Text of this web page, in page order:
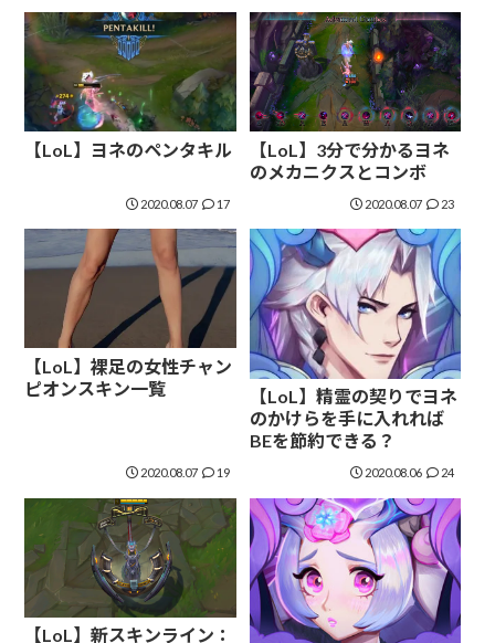
【LoL】ヨネのペンタキル
2020.08.07 17
【LoL】3分で分かるヨネ
のメカニクスとコンボ
2020.08.07 23
【LoL】裸足の女性チャン
ピオンスキン一覧
2020.08.07 19
【LoL】精霊の契りでヨネ
のかけらを手に入れれば
BEを節約できる？
2020.08.06 24
【LoL】新スキンライン：